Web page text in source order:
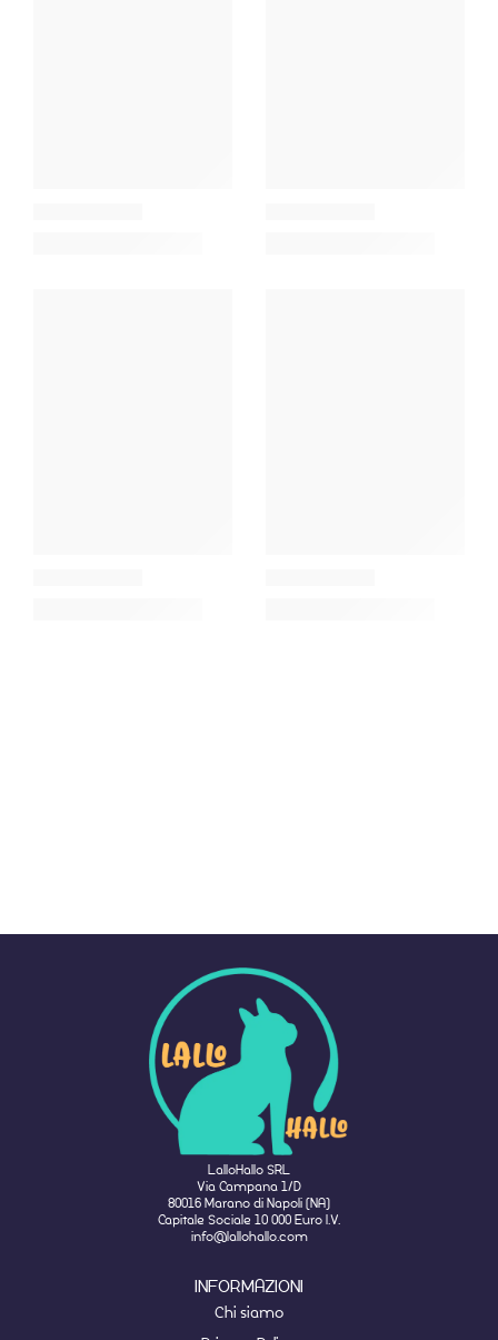
LalloHallo SRL
Via Campana 1/D
80016 Marano di Napoli (NA)
Capitale Sociale 10 000 Euro I.V.
info@lallohallo.com
INFORMAZIONI
Chi siamo